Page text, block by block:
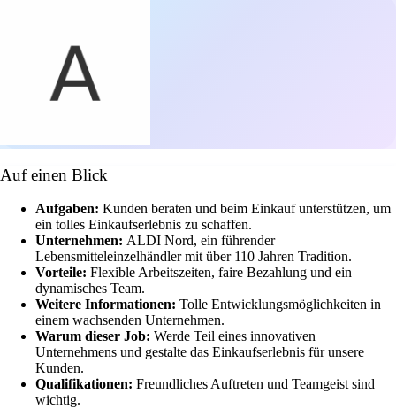
Auf einen Blick
Aufgaben: Kunden beraten und beim Einkauf unterstützen, um
ein tolles Einkaufserlebnis zu schaffen.
Unternehmen: ALDI Nord, ein führender
Lebensmitteleinzelhändler mit über 110 Jahren Tradition.
Vorteile: Flexible Arbeitszeiten, faire Bezahlung und ein
dynamisches Team.
Weitere Informationen: Tolle Entwicklungsmöglichkeiten in
einem wachsenden Unternehmen.
Warum dieser Job: Werde Teil eines innovativen
Unternehmens und gestalte das Einkaufserlebnis für unsere
Kunden.
Qualifikationen: Freundliches Auftreten und Teamgeist sind
wichtig.